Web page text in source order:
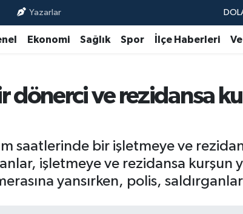
Yazarlar
Ekonomi Sağlık Spor İlçe Haberleri
dönerci ve rezidansa
saatlerinde bir işletmeye ve
işletmeye ve rezidansa kurşun
yansırken, polis,